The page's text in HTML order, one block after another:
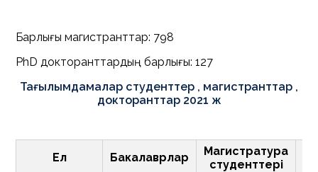
Барлығы магистранттар: 798
PhD докторанттардың барлығы: 127
Тағылымдамалар студенттер , магистранттар ,
докторанттар 2021 ж
Ел Бакалаврлар
Магистратура
студенттері